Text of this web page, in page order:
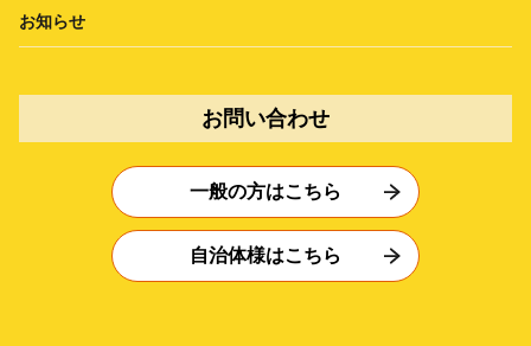
お知らせ
お問い合わせ
一般の方はこちら
自治体様はこちら